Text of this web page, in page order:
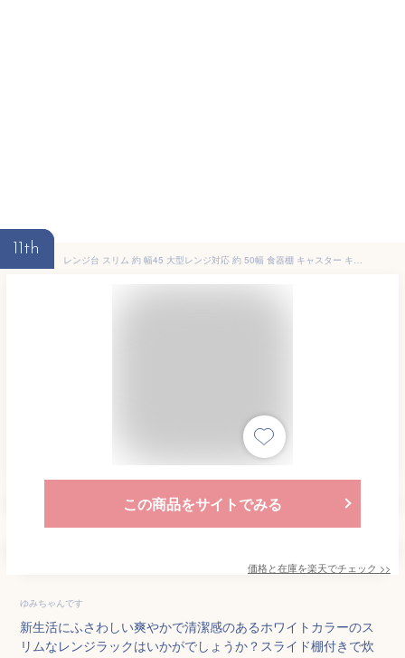
11th
レンジ台 スリム 約 幅45 大型レンジ対応 約 50幅 食器棚 キャスター キッチンワゴン キャスター付き キッチンボード 木製 コンセント付 トースターラック キッチン収納 キッチン 炊飯器 収納 家電ラック キャスター おしゃれ 電子レンジ台 ホワイト 床頭台 背面美人
この商品をサイトでみる
価格と在庫を楽天でチェック >>
ゆみちゃんです
新生活にふさわしい爽やかで清潔感のあるホワイトカラーのス
リムなレンジラックはいかがでしょうか？スライド棚付きで炊